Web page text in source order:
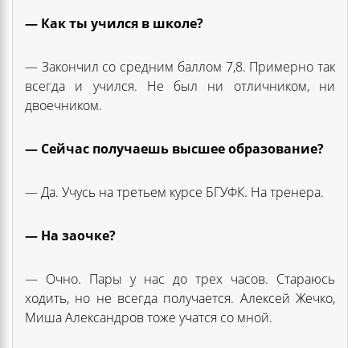
— Как ты учился в школе?
— Закончил со средним баллом 7,8. Примерно так
всегда и учился. Не был ни отличником, ни
двоечником.
— Сейчас получаешь высшее образование?
— Да. Учусь на третьем курсе БГУФК. На тренера.
— На заочке?
— Очно. Пары у нас до трех часов. Стараюсь
ходить, но не всегда получается. Алексей Жечко,
Миша Александров тоже учатся со мной.